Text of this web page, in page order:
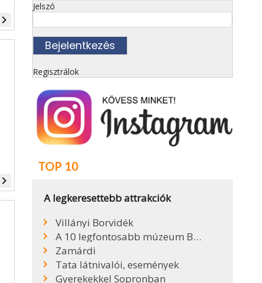
navigate_next
navigate_next
Jelszó
Regisztrálok
TOP 10
A legkeresettebb attrakciók
Villányi Borvidék
A 10 legfontosabb múzeum Budapesten
Zamárdi
Tata látnivalói, események
Gyerekekkel Sopronban